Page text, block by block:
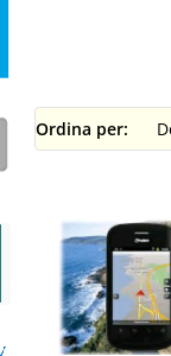
Ordina per: